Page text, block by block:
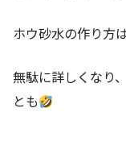
ホウ砂水の作り方
無駄に詳しくなり
とも